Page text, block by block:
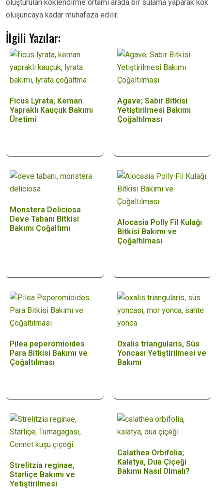
oluşturulan köklendirme ortamı arada bir sulama yaparak kök
oluşuncaya kadar muhafaza edilir.
İlgili Yazılar:
Ficus Lyrata, Keman
Yapraklı Kauçuk Bakımı
Üretimi
Agave; Sabır Bitkisi
Yetiştirilmesi Bakımı
Çoğaltılması
Monstera Deliciosa
Deve Tabanı Bitkisi
Bakımı Çoğaltımı
Alocasia Polly Fil Kulağı
Bitkisi Bakımı ve
Çoğaltılması
Pilea peperomioides
Para Bitkisi Bakımı ve
Çoğaltılması
Oxalis triangularis, Süs
Yoncası Yetiştirilmesi ve
Bakımı
Strelitzia reginae,
Starliçe Bakımı ve
Yetiştirilmesi
Calathea Orbifolia;
Kalatya, Dua Çiçeği
Bakımı Nasıl Olmalı?